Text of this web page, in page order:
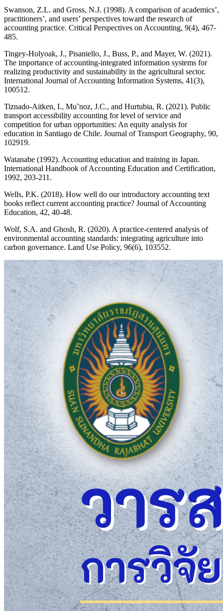
Swanson, Z.L. and Gross, N.J. (1998). A comparison of academics’,
practitioners’, and users’ perspectives toward the research of
accounting practice. Critical Perspectives on Accounting, 9(4), 467-
485.
Tingey-Holyoak, J., Pisaniello, J., Buss, P., and Mayer, W. (2021).
The importance of accounting-integrated information systems for
realizing productivity and sustainability in the agricultural sector.
International Journal of Accounting Information Systems, 41(3),
100512.
Tiznado-Aitken, I., Mu˜noz, J.C., and Hurtubia, R. (2021). Public
transport accessibility accounting for level of service and
competition for urban opportunities: An equity analysis for
education in Santiago de Chile. Journal of Transport Geography, 90,
102919.
Watanabe (1992). Accounting education and training in Japan.
International Handbook of Accounting Education and Certification,
1992, 203-211.
Wells, P.K. (2018). How well do our introductory accounting text
books reflect current accounting practice? Journal of Accounting
Education, 42, 40-48.
Wolf, S.A. and Ghosh, R. (2020). A practice-centered analysis of
environmental accounting standards: integrating agriculture into
carbon governance. Land Use Policy, 96(6), 103552.